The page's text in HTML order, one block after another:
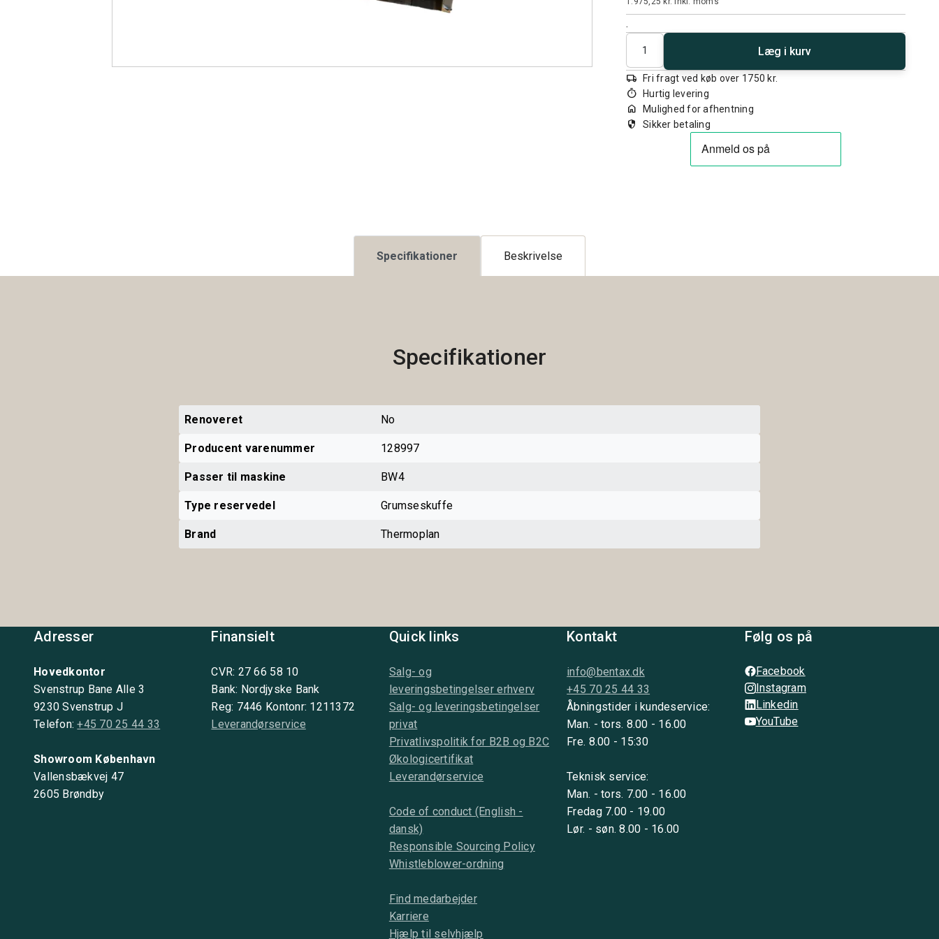
.
Antal
Læg i kurv
local_shipping Fri fragt ved køb over 1750 kr.
timer Hurtig levering
home Mulighed for afhentning
security Sikker betaling
Specifikationer Beskrivelse
Specifikationer
Renoveret No
Producent varenummer 128997
Passer til maskine BW4
Type reservedel Grumseskuffe
Brand Thermoplan
Adresser
Hovedkontor
Svenstrup Bane Alle 3
9230 Svenstrup J
Telefon:+45 70 25 44 33
Showroom København
Vallensbækvej 47
2605 Brøndby
Finansielt
CVR: 27 66 58 10
Bank: Nordjyske Bank
Reg: 7446 Kontonr: 1211372
Leverandørservice
Quick links
Salg- og
leveringsbetingelser erhverv
Salg- og leveringsbetingelser
privat
Privatlivspolitik for B2B og B2C
Økologicertifikat
Leverandørservice
Code of conduct (English -
dansk)
Responsible Sourcing Policy
Whistleblower-ordning
Find medarbejder
Karriere
Hjælp til selvhjælp
Kontakt
info@bentax.dk
+45 70 25 44 33
Åbningstider i kundeservice:
Man. - tors. 8.00 - 16.00
Fre. 8.00 - 15:30
Teknisk service:
Man. - tors. 7.00 - 16.00
Fredag 7.00 - 19.00
Lør. - søn. 8.00 - 16.00
Følg os på
Facebook
Instagram
Linkedin
YouTube